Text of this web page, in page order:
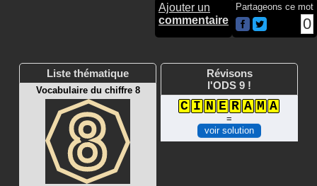
Ajouter un
commentaire
Partageons ce mot
0
Liste thématique
Vocabulaire du chiffre 8
Révisons
l'ODS 9 !
C I N E R A M A
=
voir solution